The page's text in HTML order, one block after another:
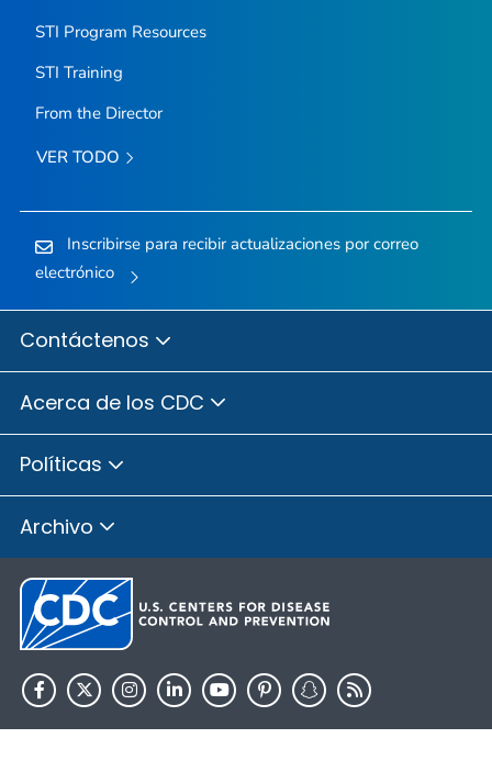
STI Program Resources
STI Training
From the Director
VER TODO
Inscribirse para recibir actualizaciones por correo
electrónico
Contáctenos
Acerca de los CDC
Políticas
Archivo